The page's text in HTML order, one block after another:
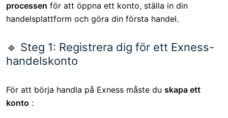
processen för att öppna ett konto, ställa in din
handelsplattform och göra din första handel.
🔹 Steg 1: Registrera dig för ett Exness-
handelskonto
För att börja handla på Exness måste du skapa ett
konto :